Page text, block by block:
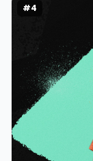
#4